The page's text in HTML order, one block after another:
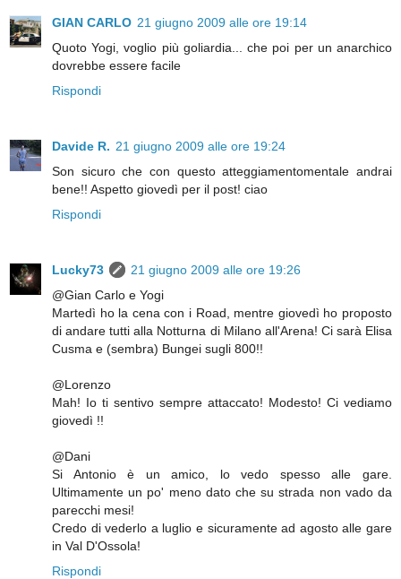
GIAN CARLO 21 giugno 2009 alle ore 19:14
Quoto Yogi, voglio più goliardia... che poi per un anarchico
dovrebbe essere facile
Rispondi
Davide R. 21 giugno 2009 alle ore 19:24
Son sicuro che con questo atteggiamentomentale andrai
bene!! Aspetto giovedì per il post! ciao
Rispondi
Lucky73
21 giugno 2009 alle ore 19:26
@Gian Carlo e Yogi
Martedì ho la cena con i Road, mentre giovedì ho proposto
di andare tutti alla Notturna di Milano all'Arena! Ci sarà Elisa
Cusma e (sembra) Bungei sugli 800!!
@Lorenzo
Mah! Io ti sentivo sempre attaccato! Modesto! Ci vediamo
giovedì !!
@Dani
Si Antonio è un amico, lo vedo spesso alle gare.
Ultimamente un po' meno dato che su strada non vado da
parecchi mesi!
Credo di vederlo a luglio e sicuramente ad agosto alle gare
in Val D'Ossola!
Rispondi